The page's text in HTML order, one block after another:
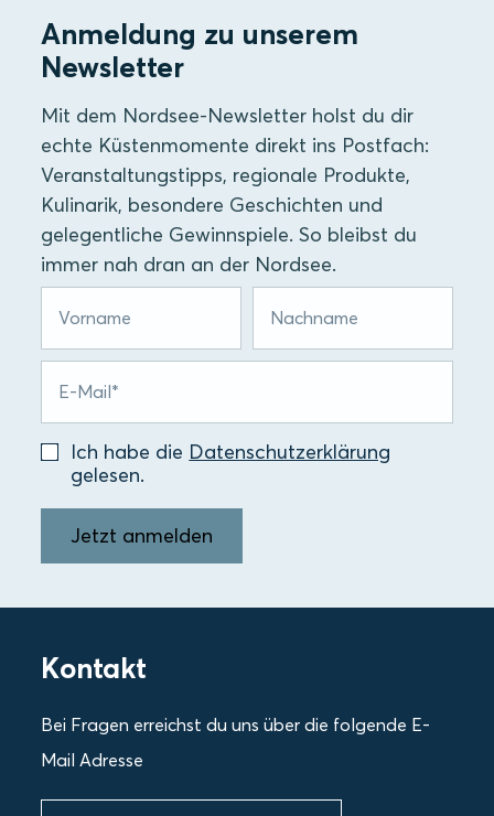
Anmeldung zu unserem
Newsletter
Mit dem Nordsee-Newsletter holst du dir
echte Küstenmomente direkt ins Postfach:
Veranstaltungstipps, regionale Produkte,
Kulinarik, besondere Geschichten und
gelegentliche Gewinnspiele. So bleibst du
immer nah dran an der Nordsee.
Ich habe die Datenschutzerklärung
gelesen.
Jetzt anmelden
Kontakt
Bei Fragen erreichst du uns über die folgende E-
Mail Adresse